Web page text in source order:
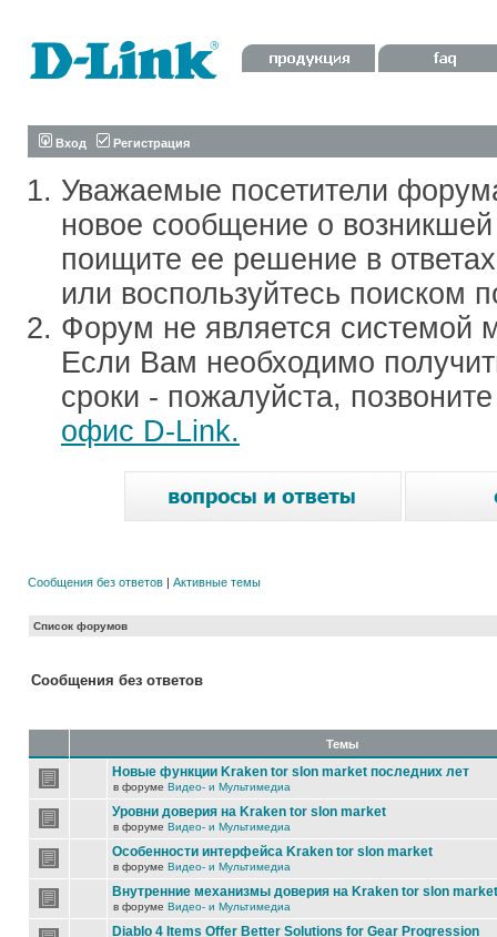
Вход Регистрация
Уважаемые посетители
новое сообщение о
поищите ее решение в
или воспользуйтесь поиском
Форум не является системой
Если Вам необходимо
сроки - пожалуйста,
офис D-Link.
Сообщения без ответов | Активные темы
Список форумов
Сообщения без ответов
Темы
Новые функции Kraken tor slon market последних лет
в форуме Видео- и Мультимедиа
Уровни доверия на Kraken tor slon market
в форуме Видео- и Мультимедиа
Особенности интерфейса Kraken tor slon market
в форуме Видео- и Мультимедиа
Внутренние механизмы доверия на Kraken tor slon market
в форуме Видео- и Мультимедиа
Diablo 4 Items Offer Better Solutions for Gear Progression